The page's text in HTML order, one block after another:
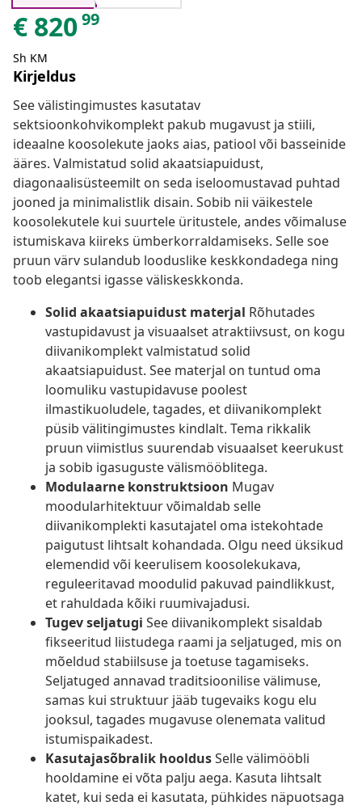
€ 82099
Sh KM
Kirjeldus
See välistingimustes kasutatav
sektsioonkohvikomplekt pakub mugavust ja stiili,
ideaalne koosolekute jaoks aias, patiool või basseinide
ääres. Valmistatud solid akaatsiapuidust,
diagonaalisüsteemilt on seda iseloomustavad puhtad
jooned ja minimalistlik disain. Sobib nii väikestele
koosolekutele kui suurtele üritustele, andes võimaluse
istumiskava kiireks ümberkorraldamiseks. Selle soe
pruun värv sulandub looduslike keskkondadega ning
toob elegantsi igasse väliskeskkonda.
Solid akaatsiapuidust materjal Rõhutades
vastupidavust ja visuaalset atraktiivsust, on kogu
diivanikomplekt valmistatud solid
akaatsiapuidust. See materjal on tuntud oma
loomuliku vastupidavuse poolest
ilmastikuoludele, tagades, et diivanikomplekt
püsib välitingimustes kindlalt. Tema rikkalik
pruun viimistlus suurendab visuaalset keerukust
ja sobib igasuguste välismööblitega.
Modulaarne konstruktsioon Mugav
moodularhitektuur võimaldab selle
diivanikomplekti kasutajatel oma istekohtade
paigutust lihtsalt kohandada. Olgu need üksikud
elemendid või keerulisem koosolekukava,
reguleeritavad moodulid pakuvad paindlikkust,
et rahuldada kõiki ruumivajadusi.
Tugev seljatugi See diivanikomplekt sisaldab
fikseeritud liistudega raami ja seljatuged, mis on
mõeldud stabiilsuse ja toetuse tagamiseks.
Seljatuged annavad traditsioonilise välimuse,
samas kui struktuur jääb tugevaiks kogu elu
jooksul, tagades mugavuse olenemata valitud
istumispaikadest.
Kasutajasõbralik hooldusSelle välimööbli
hooldamine ei võta palju aega. Kasuta lihtsalt
katet, kui seda ei kasutata, pühkides näpuotsaga